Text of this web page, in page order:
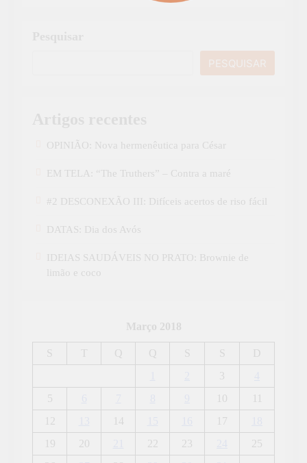
PESQUISAR
OPINIÃO: Nova hermenêutica para César
EM TELA: “The Truthers” – Contra a maré
#2 DESCONEXÃO III: Difíceis acertos de riso fácil
DATAS: Dia dos Avós
IDEIAS SAUDÁVEIS NO PRATO: Brownie de
limão e coco
Março 2018
S T Q Q S S
D
3
5
10
11
12
14 17
19
20 22 23
25